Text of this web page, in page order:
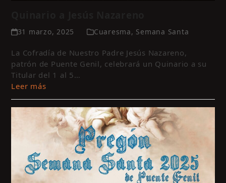
31 marzo, 2025 Cuaresma, Semana Santa
La Cofradía de Nuestro Padre Jesús Nazareno,
patrón de Puente Genil, celebrará un Quinario a su
Titular del 1 al 5…
Leer más